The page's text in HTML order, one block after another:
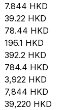
7.844 HKD
39.22 HKD
78.44 HKD
196.1 HKD
392.2 HKD
784.4 HKD
3,922 HKD
7,844 HKD
39,220 HKD